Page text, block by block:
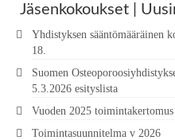
Jäsenkokoukset |
Yhdistyksen sääntömääräinen
18.
Suomen
5.3.2026 esityslista
Vuoden 2025 toimintakertomus
Toimintasuunnitelma v 2026